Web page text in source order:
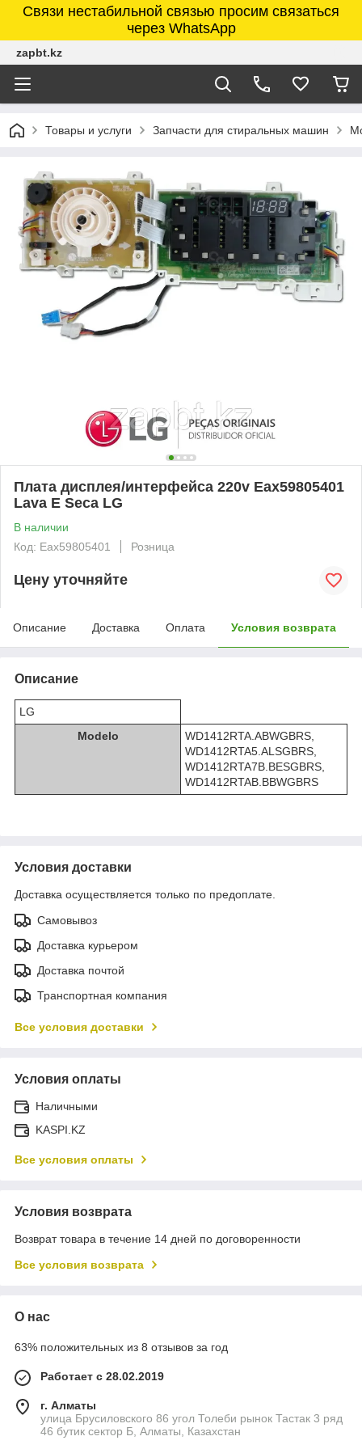
Связи нестабильной связью просим связаться
через WhatsApp
zapbt.kz
Товары и услуги Запчасти для стиральных машин
Плата дисплея/интерфейса 220v Eax59805401
Lava E Seca LG
В наличии
Код: Eax59805401
Розница
Цену уточняйте
Описание Доставка Оплата Условия возврата
Описание
LG
Modelo
WD1412RTA.ABWGBRS,
WD1412RTA5.ALSGBRS,
WD1412RTA7B.BESGBRS,
WD1412RTAB.BBWGBRS
Условия доставки
Доставка осуществляется только по предоплате.
Самовывоз
Доставка курьером
Доставка почтой
Транспортная компания
Все условия доставки
Условия оплаты
Наличными
KASPI.KZ
Все условия оплаты
Условия возврата
Возврат товара в течение 14 дней по договоренности
Все условия возврата
О нас
63% положительных из 8 отзывов за год
Работает с 28.02.2019
г. Алматы
улица Брусиловского 86 угол Толеби рынок Тастак 3 ряд
46 бутик сектор Б, Алматы, Казахстан